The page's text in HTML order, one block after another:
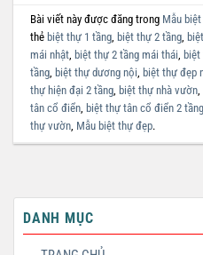
Bài viết này được đăng trong Mẫu
thẻ biệt thự 1 tầng, biệt thự 2 tầng,
mái nhật, biệt thự 2 tầng mái thái,
tầng, biệt thự dương nội, biệt thự đẹp
thự hiện đại 2 tầng, biệt thự nhà vườn,
tân cổ điển, biệt thự tân cổ điển 2
thự vườn, Mẫu biệt thự đẹp.
DANH MỤC